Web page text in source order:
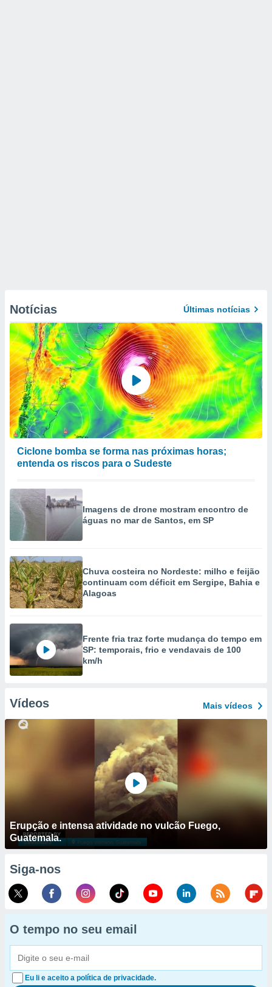
Notícias Últimas notícias
Ciclone bomba se forma nas próximas horas;
entenda os riscos para o Sudeste
Imagens de drone mostram encontro de
águas no mar de Santos, em SP
Chuva costeira no Nordeste: milho e feijão
continuam com déficit em Sergipe, Bahia e
Alagoas
Frente fria traz forte mudança do tempo em
SP: temporais, frio e vendavais de 100
km/h
Vídeos Mais vídeos
Erupção e intensa atividade no vulcão Fuego,
Guatemala.
Siga-nos
O tempo no seu email
Eu li e aceito a política de privacidade.